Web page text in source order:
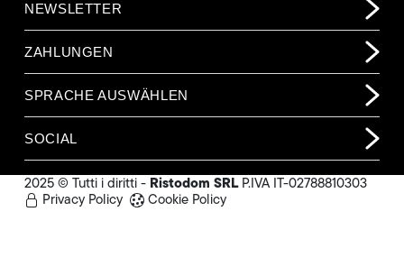
NEWSLETTER
ZAHLUNGEN
SPRACHE AUSWÄHLEN
SOCIAL
2025 © Tutti i diritti - Ristodom SRLP.IVA IT-02788810303
Privacy Policy
Cookie Policy